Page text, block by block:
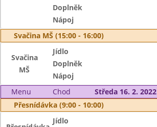
Doplněk
Nápoj
Svačina MŠ (15:00 - 16:00)
Svačina
MŠ
Jídlo
Doplněk
Nápoj
Menu
Chod
Středa 16. 2. 2022
Přesnídávka (9:00 - 10:00)
Jídlo